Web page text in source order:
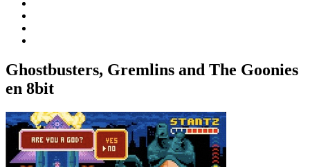
Ghostbusters, Gremlins and The Goonies
en 8bit